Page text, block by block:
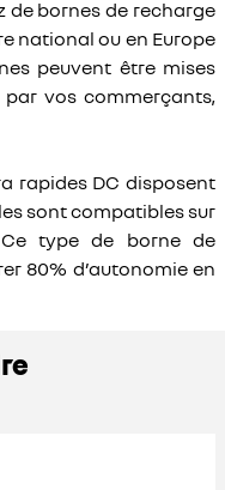
de bornes de recharge
national ou en Europe
peuvent être mises
vos commerçants,
rapides DC disposent
sont compatibles sur
type de borne de
80% d’autonomie en